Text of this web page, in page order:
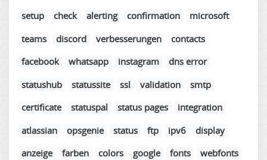
setup
check alerting confirmation
microsoft
teams
discord verbesserungen
contacts
facebook
whatsapp instagram
dns error
statushub
statussite ssl validation
smtp
certificate
statuspal status pages
integration
atlassian
opsgenie status ftp ipv6
display
anzeige
farben colors google fonts
webfonts